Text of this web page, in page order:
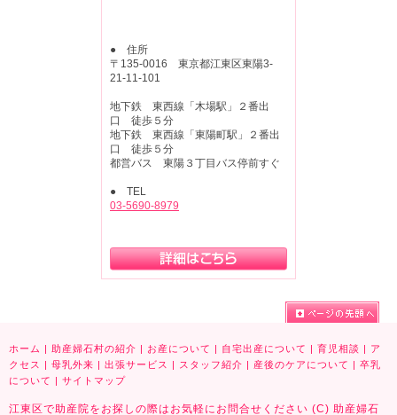
● 住所
〒135-0016 東京都江東区東陽3-
21-11-101
地下鉄 東西線「木場駅」２番出
口 徒歩５分
地下鉄 東西線「東陽町駅」２番出
口 徒歩５分
都営バス 東陽３丁目バス停前すぐ
● TEL
03-5690-8979
ホーム | 助産婦石村の紹介 | お産について | 自宅出産について | 育児相談 | ア
クセス
| 母乳外来 | 出張サービス | スタッフ紹介 | 産後のケアについて | 卒乳
について | サイトマップ
江東区で助産院をお探しの際はお気軽にお問合せください (C) 助産婦石